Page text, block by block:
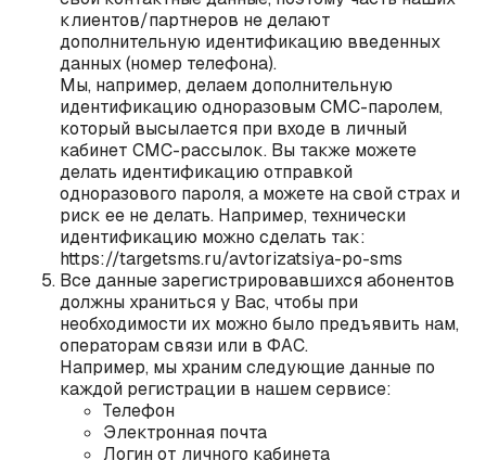
клиентов/партнеров не делают
дополнительную идентификацию введенных
данных (номер телефона).
Мы, например, делаем дополнительную
идентификацию одноразовым СМС-паролем,
который высылается при входе в личный
кабинет СМС-рассылок. Вы также можете
делать идентификацию отправкой
одноразового пароля, а можете на свой страх и
риск ее не делать. Например, технически
идентификацию можно сделать так:
https://targetsms.ru/avtorizatsiya-po-sms
Все данные зарегистрировавшихся абонентов
должны храниться у Вас, чтобы при
необходимости их можно было предъявить нам,
операторам связи или в ФАС.
Например, мы храним следующие данные по
каждой регистрации в нашем сервисе:
Телефон
Электронная почта
Логин от личного кабинета